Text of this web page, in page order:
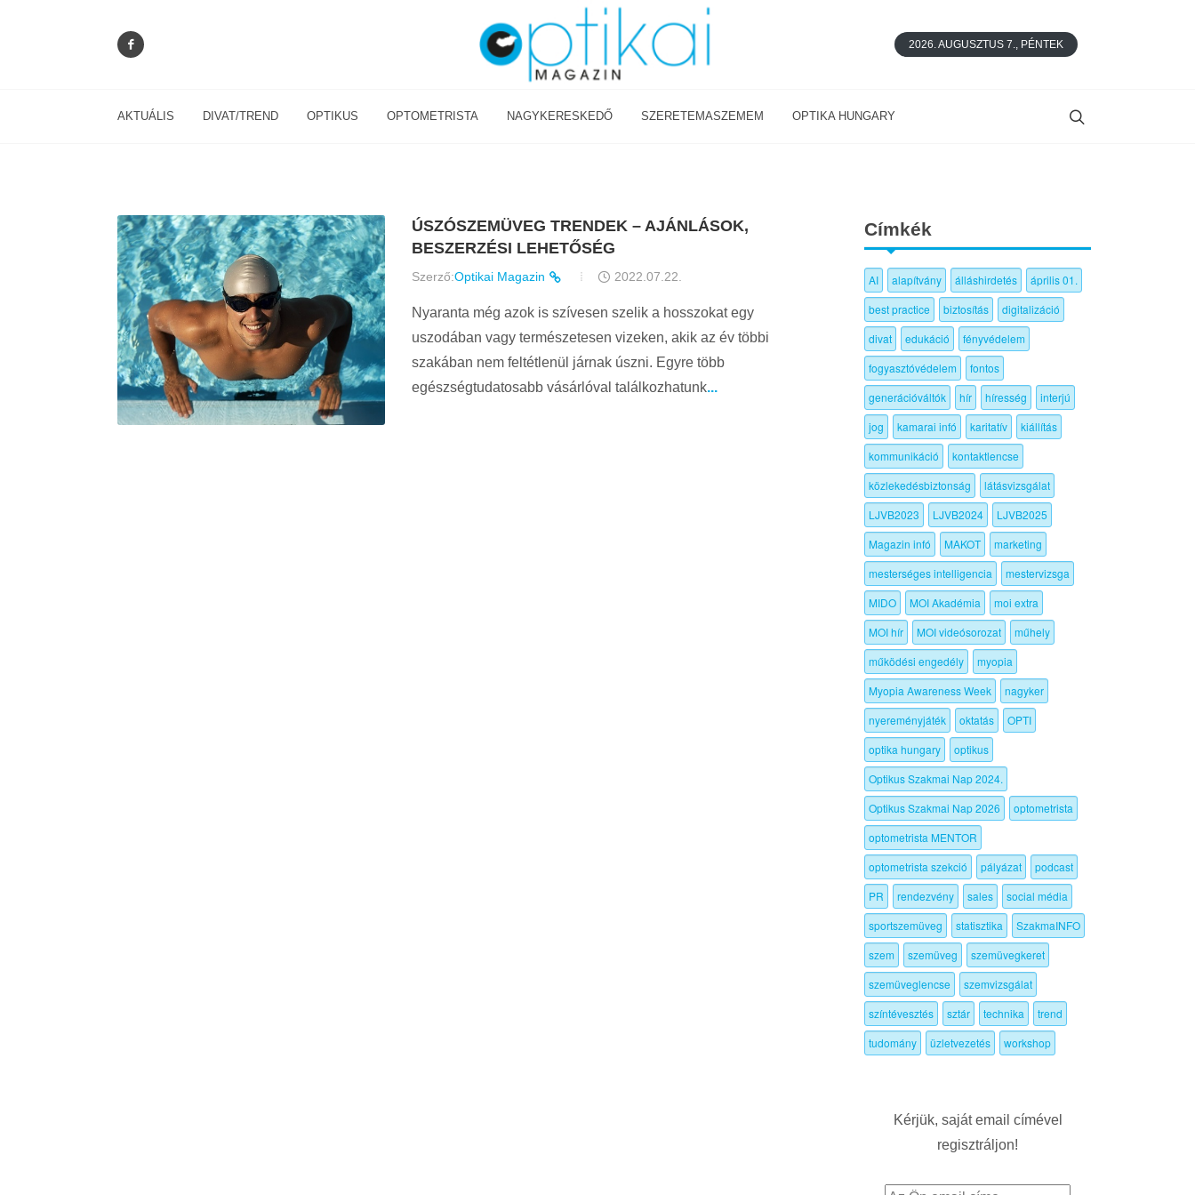
2026. AUGUSZTUS 7., PÉNTEK
AKTUÁLIS DIVAT/TREND OPTIKUS OPTOMETRISTA NAGYKERESKEDŐ SZERETEMASZEMEM OPTIKA HUNGARY
ÚSZÓSZEMÜVEG TRENDEK – AJÁNLÁSOK,
BESZERZÉSI LEHETŐSÉG
Szerző:Optikai Magazin 2022.07.22.
Nyaranta még azok is szívesen szelik a hosszokat egy
uszodában vagy természetesen vizeken, akik az év többi
szakában nem feltétlenül járnak úszni. Egyre több
egészségtudatosabb vásárlóval találkozhatunk...
Címkék
AI alapítvány álláshirdetés
április 01.
best practice
biztosítás
digitalizáció
divat
edukáció
fényvédelem
fogyasztóvédelem
fontos
generációváltók
hír híresség
interjú
jog
kamarai infó karitatív
kiállítás
kommunikáció
kontaktlencse
közlekedésbiztonság
látásvizsgálat
LJVB2023
LJVB2024
LJVB2025
Magazin infó
MAKOT
marketing
mesterséges intelligencia
mestervizsga
MIDO
MOI Akadémia
moi extra
MOI hír
MOI videósorozat
műhely
működési engedély
myopia
Myopia Awareness Week
nagyker
nyereményjáték
oktatás
OPTI
optika hungary
optikus
Optikus Szakmai Nap 2024.
Optikus Szakmai Nap 2026
optometrista
optometrista MENTOR
optometrista szekció
pályázat
podcast
PR
rendezvény sales
social média
sportszemüveg
statisztika
SzakmaINFO
szem
szemüveg
szemüvegkeret
szemüveglencse
szemvizsgálat
színtévesztés
sztár technika
trend
tudomány
üzletvezetés workshop
Kérjük, saját email címével
regisztráljon!